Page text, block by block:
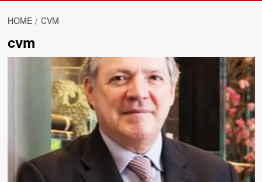
HOME CVM
cvm